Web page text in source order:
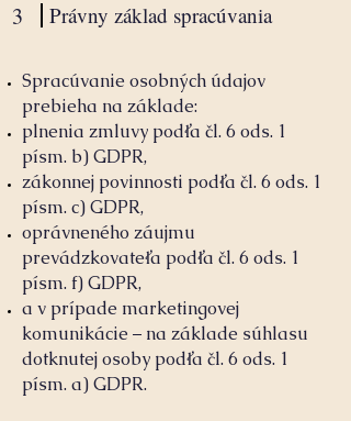
3 Právny základ spracúvania
Spracúvanie osobných údajov
prebieha na základe:
plnenia zmluvy podľa čl. 6 ods. 1
písm. b) GDPR,
zákonnej povinnosti podľa čl. 6 ods. 1
písm. c) GDPR,
oprávneného záujmu
prevádzkovateľa podľa čl. 6 ods. 1
písm. f) GDPR,
a v prípade marketingovej
komunikácie – na základe súhlasu
dotknutej osoby podľa čl. 6 ods. 1
písm. a) GDPR.